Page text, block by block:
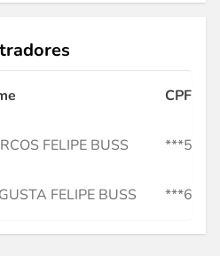
CPF
FELIPE BUSS
FELIPE BUSS